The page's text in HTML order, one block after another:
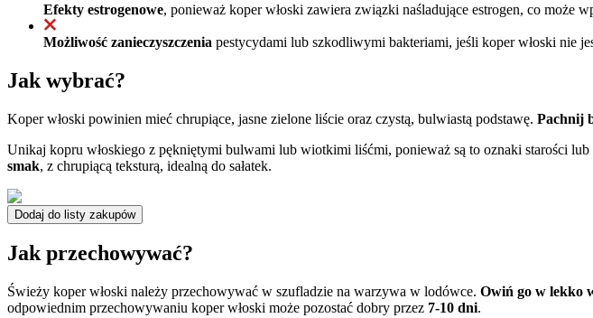
Efekty estrogenowe, ponieważ koper włoski zawiera związki naśladujące estrogen, co może
Możliwość zanieczyszczenia pestycydami lub szkodliwymi bakteriami, jeśli koper włoski nie
Jak wybrać?
Koper włoski powinien mieć chrupiące, jasne zielone liście oraz czystą, bulwiastą podstawę. Pachnij
Unikaj kopru włoskiego z pękniętymi bulwami lub wiotkimi liśćmi, ponieważ są to oznaki starości lub
smak, z chrupiącą teksturą, idealną do sałatek.
Dodaj do listy zakupów
Jak przechowywać?
Świeży koper włoski należy przechowywać w szufladzie na warzywa w lodówce. Owiń go w lekko
odpowiednim przechowywaniu koper włoski może pozostać dobry przez 7-10 dni.